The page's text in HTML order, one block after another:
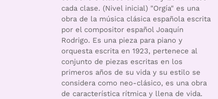
cada clase. (Nivel inicial) "Orgía" es una
obra de la música clásica española escrita
por el compositor español Joaquín
Rodrigo. Es una pieza para piano y
orquesta escrita en 1923, pertenece al
conjunto de piezas escritas en los
primeros años de su vida y su estilo se
considera como neo-clásico, es una obra
de característica rítmica y llena de vida.